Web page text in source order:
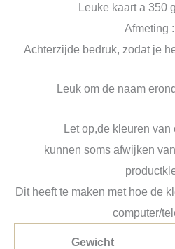
Leuke kaart a 350
Afmeting
Achterzijde bedruk, zodat je
Leuk om de naam
Let op,de kleuren van
kunnen soms afwijken
Dit heeft te maken met hoe de
computer/
Gewicht